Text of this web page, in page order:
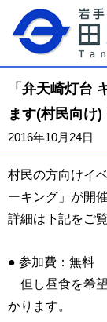
「弁天崎灯台
ます(村民向け)
2016年10月24日
村民の方向けイ
ーキング」が開
詳細は下記をご
● 参加費：無
但し昼食を希
かります。